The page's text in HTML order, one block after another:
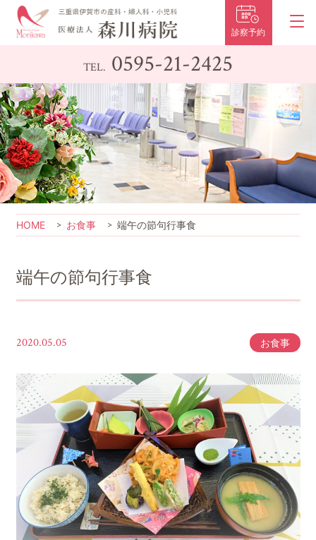
診察予約
TEL. 0595-21-2425
HOME お食事 端午の節句行事食
端午の節句行事食
2020.05.05 お食事